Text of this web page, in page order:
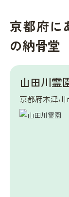
京都府に
の納骨堂
山田川霊
京都府木津川